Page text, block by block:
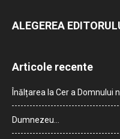
ALEGEREA
Articole recente
Înălțarea la Cer a Domnului
Dumnezeu…